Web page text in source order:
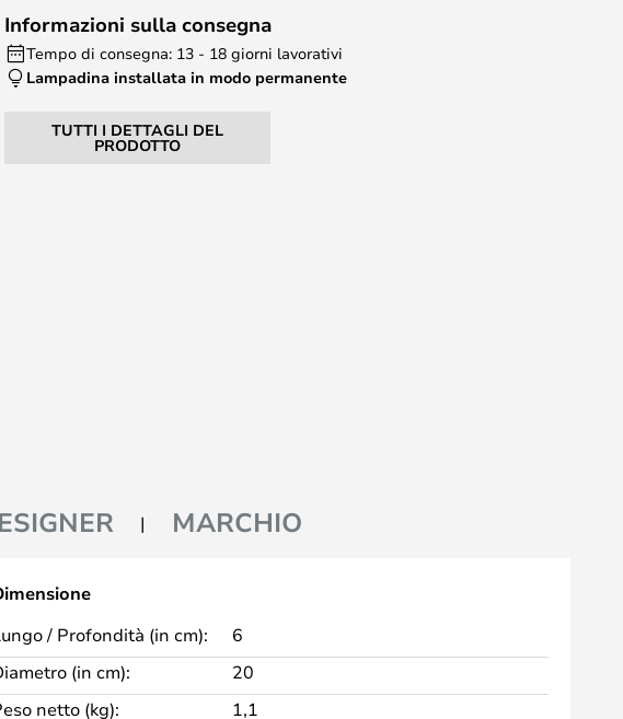
Informazioni sulla consegna
Tempo di consegna: 13 - 18 giorni lavorativi
Lampadina installata in modo permanente
TUTTI I DETTAGLI DEL
PRODOTTO
MARCHIO
/ Profondità (in cm):
6
(in cm):
20
netto (kg):
1,1